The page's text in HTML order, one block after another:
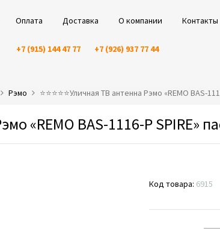
Оплата Доставка О компании Контакты
+7 (915) 144 47 77 +7 (926) 937 77 44
Рэмо ⭐️⭐️⭐️⭐️⭐️Уличная ТВ антенна Рэмо «REMO BAS-
«REMO BAS-1116-P SPIRE»
Код товара: 6915